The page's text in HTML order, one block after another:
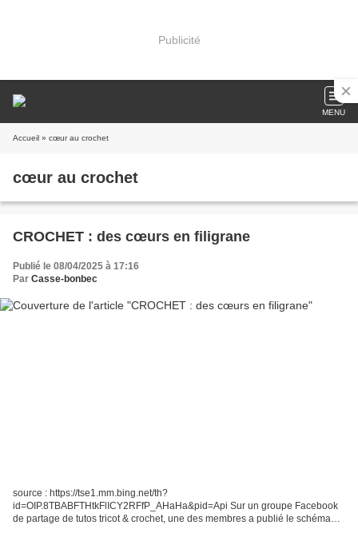
Publicité
MENU
Accueil » cœur au crochet
cœur au crochet
CROCHET : des cœurs en filigrane
Publié le 08/04/2025 à 17:16
Par Casse-bonbec
source : https://tse1.mm.bing.net/th?
id=OIP.8TBABFTHtkFlICY2RFfP_AHaHa&pid=Api Sur un groupe Facebook
de partage de tutos tricot & crochet, une des membres a publié le schéma